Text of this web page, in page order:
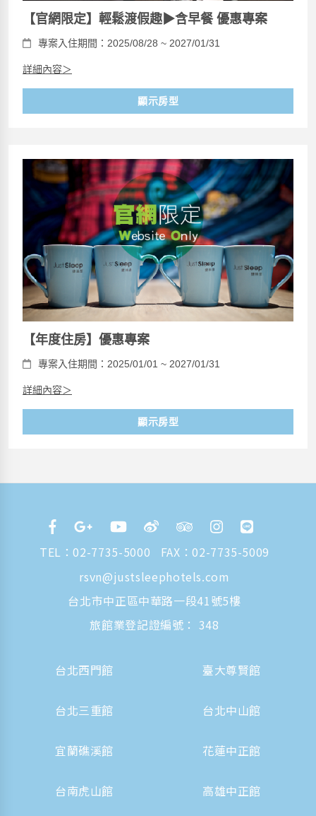
【官網限定】輕鬆渡假趣▶含早餐 優惠專案
專案入住期間：2025/08/28 ~ 2027/01/31
詳細內容＞
顯示房型
【年度住房】優惠專案
專案入住期間：2025/01/01 ~ 2027/01/31
詳細內容＞
顯示房型
TEL：02-7735-5000
FAX：02-7735-5009
rsvn@justsleephotels.com
台北市中正區中華路一段41號5樓
旅館業登記證編號： 348
台北西門館 臺大尊賢館
台北三重館 台北中山館
宜蘭礁溪館 花蓮中正館
台南虎山館 高雄中正館